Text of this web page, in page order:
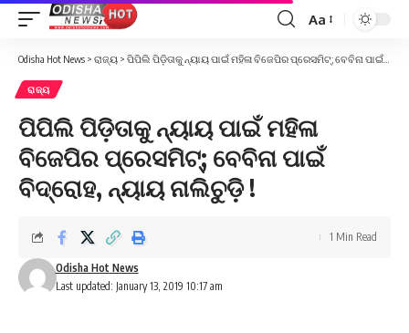
Font
Resizer
Aa
Odisha Hot News > ରାଜ୍ୟ > ପିପିଲି ପିଡ଼ିତାକୁ ନ୍ୟାୟ ପାଇଁ ମହିଳା ବିଜେପିର ପ୍ରେସମିଟ୍; ବେବିନା ପାଇଁ ବିଦ୍ରୋହ, ନ୍ୟାୟ ନାଲିଚୁଡ଼ି !
ରାଜ୍ୟ
ପିପିଲି ପିଡ଼ିତାକୁ ନ୍ୟାୟ ପାଇଁ ମହିଳା
ବିଜେପିର ପ୍ରେସମିଟ୍; ବେବିନା ପାଇଁ
ବିଦ୍ରୋହ, ନ୍ୟାୟ ନାଲିଚୁଡ଼ି !
Last updated: January 13, 2019 10:17 am
Odisha Hot News
1 Min Read